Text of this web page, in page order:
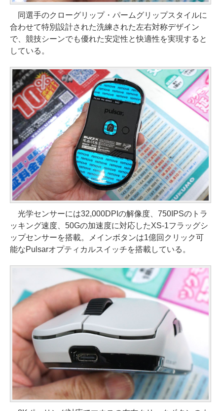
同選手のクローグリップ・パームグリップスタイルに
合わせて特別設計された洗練された左右対称デザイン
で、競技シーンでも優れた安定性と快適性を実現すると
している。
光学センサーには32,000DPIの解像度、750IPSのトラ
ッキング速度、50Gの加速度に対応したXS-1フラッグシ
ップセンサーを搭載。メインボタンは1億回クリック可
能なPulsarオプティカルスイッチを搭載している。